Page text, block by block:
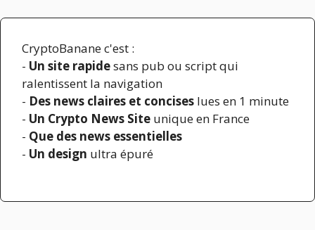
CryptoBanane c'est :
- Un site rapidesans pub ou script qui
ralentissent la navigation
- Des news claires et concises lues en 1 minute
- Un Crypto News Site unique en France
- Que des news essentielles
- Un design ultra épuré